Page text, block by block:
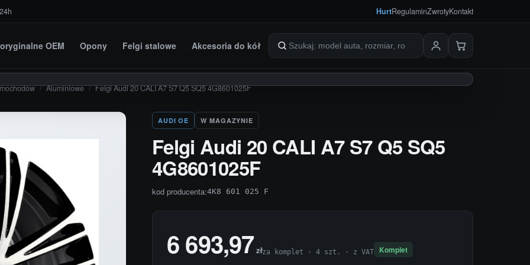
HurtRegulaminZwrotyKontakt
OEM Opony Felgi stalowe Akcesoria do kół Szukaj produktów
/ Aluminiowe / Felgi Audi 20 CALI A7 S7 Q5 SQ5 4G8601025F
AUDI OE W MAGAZYNIE
Felgi Audi 20 CALI A7 S7 Q5 SQ5
4G8601025F
kod producenta:4K8 601 025 F
6 693,97 złza komplet · 4 szt. · z VAT Komplet